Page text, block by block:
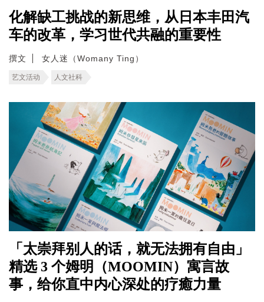
化解缺工挑战的新思维，从日本丰田汽
车的改革，学习世代共融的重要性
撰文 女人迷（Womany Ting）
艺文活动 人文社科
「太崇拜别人的话，就无法拥有自由」
精选 3 个姆明（MOOMIN）寓言故
事，给你直中内心深处的疗癒力量